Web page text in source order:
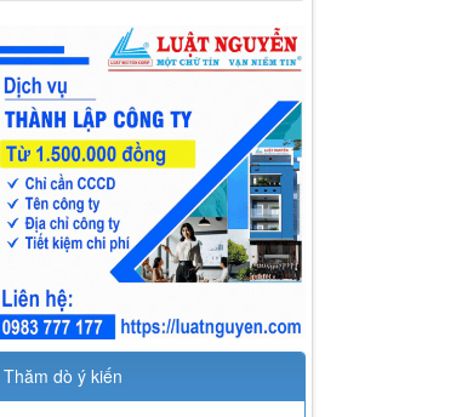
Thăm dò ý kiến